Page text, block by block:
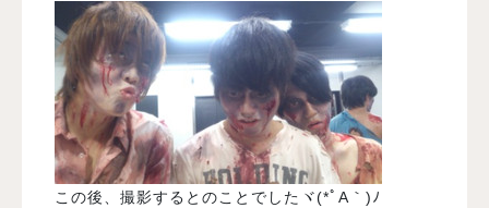
この後、撮影するとのことでしたヾ(*ﾟA｀)ﾉ